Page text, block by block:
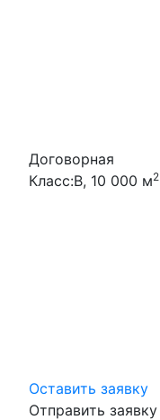
Договорная
Класс:B, 10 000 м2
Оставить заявку
Отправить заявку